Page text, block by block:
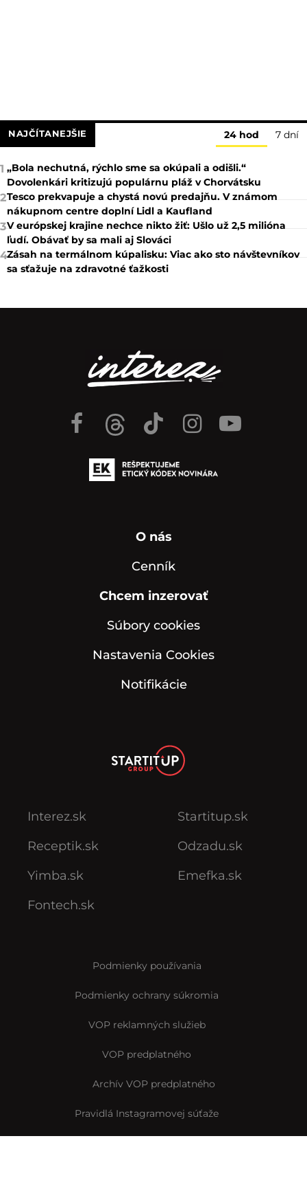
NAJČÍTANEJŠIE 24 hod 7 dní
1 „Bola nechutná, rýchlo sme sa okúpali a odišli.“
Dovolenkári kritizujú populárnu pláž v Chorvátsku
2Tesco prekvapuje a chystá novú predajňu. V známom
nákupnom centre doplní Lidl a Kaufland
3V európskej krajine nechce nikto žiť: Ušlo už 2,5 milióna
ľudí. Obávať by sa mali aj Slováci
4Zásah na termálnom kúpalisku: Viac ako sto návštevníkov
sa sťažuje na zdravotné ťažkosti
O nás
Cenník
Chcem inzerovať
Súbory cookies
Nastavenia Cookies
Notifikácie
Interez.sk
Receptik.sk
Yimba.sk
Fontech.sk
Startitup.sk
Odzadu.sk
Emefka.sk
Podmienky používania
Podmienky ochrany súkromia
VOP reklamných služieb
VOP predplatného
Archív VOP predplatného
Pravidlá Instagramovej súťaže